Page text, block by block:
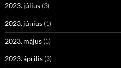
2023. július (3)
2023. június (1)
2023. május (3)
2023. április (3)